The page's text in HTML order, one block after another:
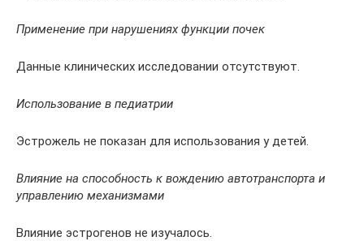
Применение при нарушениях функции почек
Данные клинических исследовании отсутствуют.
Использование в педиатрии
Эстрожель не показан для использования у детей.
Влияние на способность к вождению автотранспорта и
управлению механизмами
Влияние эстрогенов не изучалось.